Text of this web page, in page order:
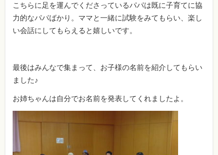
こちらに足を運んでくださっているパパは既に子育てに協
力的なパパばかり。ママと一緒に試験をみてもらい、楽し
い会話にしてもらえると嬉しいです。
最後はみんなで集まって、お子様の名前を紹介してもらい
ました♪
お姉ちゃんは自分でお名前を発表してくれましたよ。